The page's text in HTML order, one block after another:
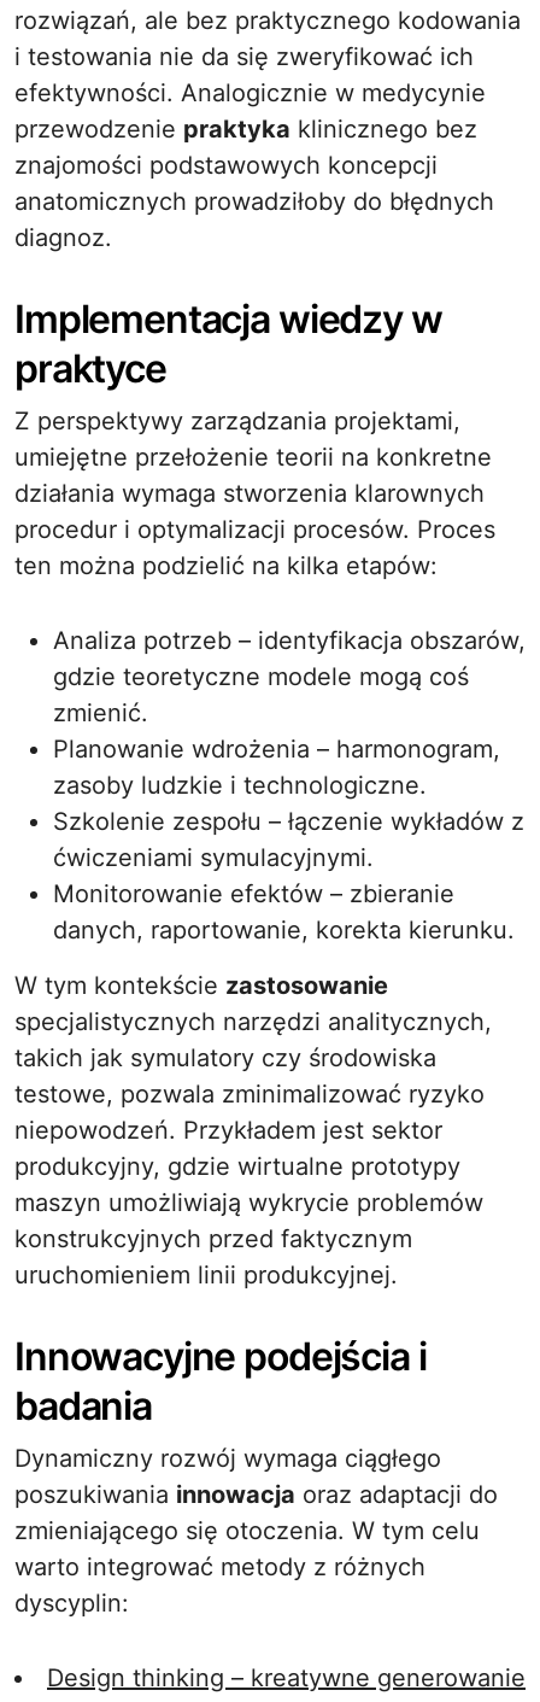
rozwiązań, ale bez praktycznego kodowania
i testowania nie da się zweryfikować ich
efektywności. Analogicznie w medycynie
przewodzenie praktyka klinicznego bez
znajomości podstawowych koncepcji
anatomicznych prowadziłoby do błędnych
diagnoz.
Implementacja wiedzy w
praktyce
Z perspektywy zarządzania projektami,
umiejętne przełożenie teorii na konkretne
działania wymaga stworzenia klarownych
procedur i optymalizacji procesów. Proces
ten można podzielić na kilka etapów:
Analiza potrzeb – identyfikacja obszarów,
gdzie teoretyczne modele mogą coś
zmienić.
Planowanie wdrożenia – harmonogram,
zasoby ludzkie i technologiczne.
Szkolenie zespołu – łączenie wykładów z
ćwiczeniami symulacyjnymi.
Monitorowanie efektów – zbieranie
danych, raportowanie, korekta kierunku.
W tym kontekście zastosowanie
specjalistycznych narzędzi analitycznych,
takich jak symulatory czy środowiska
testowe, pozwala zminimalizować ryzyko
niepowodzeń. Przykładem jest sektor
produkcyjny, gdzie wirtualne prototypy
maszyn umożliwiają wykrycie problemów
konstrukcyjnych przed faktycznym
uruchomieniem linii produkcyjnej.
Innowacyjne podejścia i
badania
Dynamiczny rozwój wymaga ciągłego
poszukiwania innowacja oraz adaptacji do
zmieniającego się otoczenia. W tym celu
warto integrować metody z różnych
dyscyplin:
Design thinking – kreatywne generowanie